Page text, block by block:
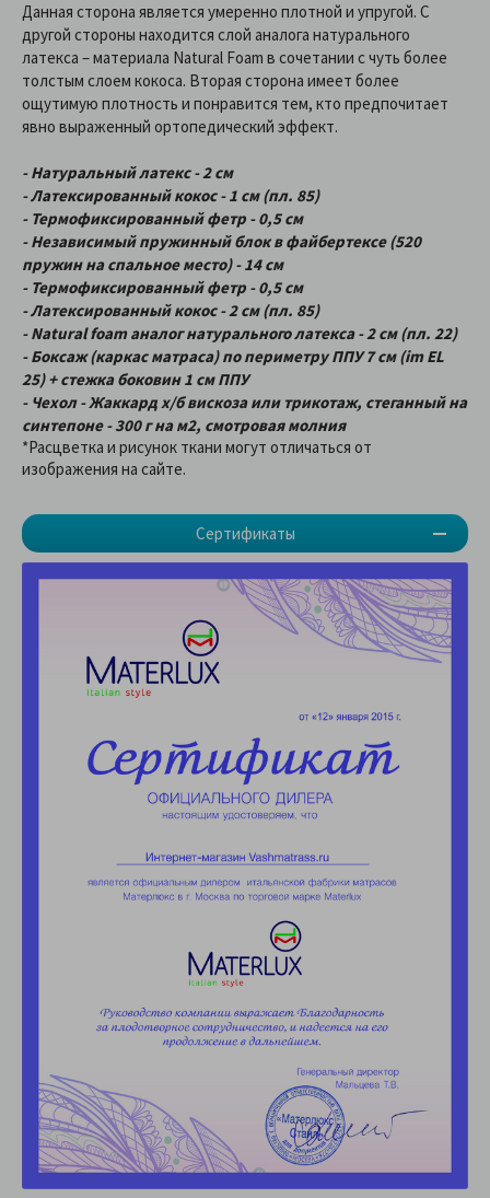
Сертификаты
Данная сторона является умеренно плотной и упругой. С
другой стороны находится слой аналога натурального
латекса – материала Natural Foam в сочетании с чуть более
толстым слоем кокоса. Вторая сторона имеет более
ощутимую плотность и понравится тем, кто предпочитает
явно выраженный ортопедический эффект.
- Натуральный латекс - 2 см
- Латексированный кокос - 1 см (пл. 85)
- Термофикcированный фетр - 0,5 см
- Независимый пружинный блок в файбертексе (520
пружин на спальное место) - 14 см
- Термофиксированный фетр - 0,5 см
- Латексированный кокос - 2 см (пл. 85)
- Natural foam аналог натурального латекса - 2 см (пл. 22)
- Боксаж (каркас матраса) по периметру ППУ 7 см (im EL
25) + стежка боковин 1 см ППУ
- Чехол - Жаккард х/б вискоза или трикотаж, стеганный на
синтепоне - 300 г на м2, смотровая молния
*Расцветка и рисунок ткани могут отличаться от
изображения на сайте.